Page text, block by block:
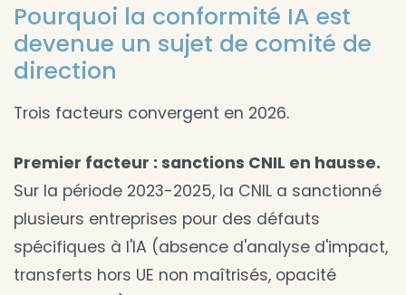
Pourquoi la conformité IA est
devenue un sujet de comité de
direction
Trois facteurs convergent en 2026.
Premier facteur : sanctions CNIL en hausse.
Sur la période 2023-2025, la CNIL a sanctionné
plusieurs entreprises pour des défauts
spécifiques à l'IA (absence d'analyse d'impact,
transferts hors UE non maîtrisés, opacité